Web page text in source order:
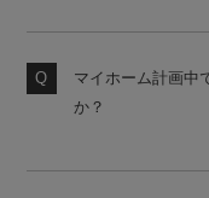
おすすめします。
マイホーム計画中
か？